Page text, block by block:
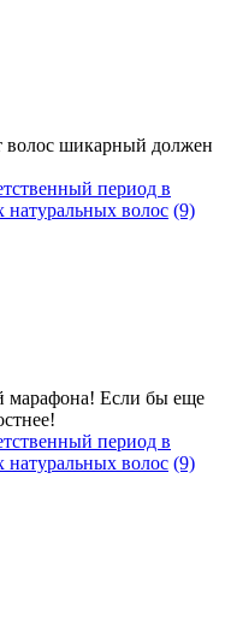
волос шикарный должен
период в
волос (9)
марафона! Если бы еще
период в
волос (9)